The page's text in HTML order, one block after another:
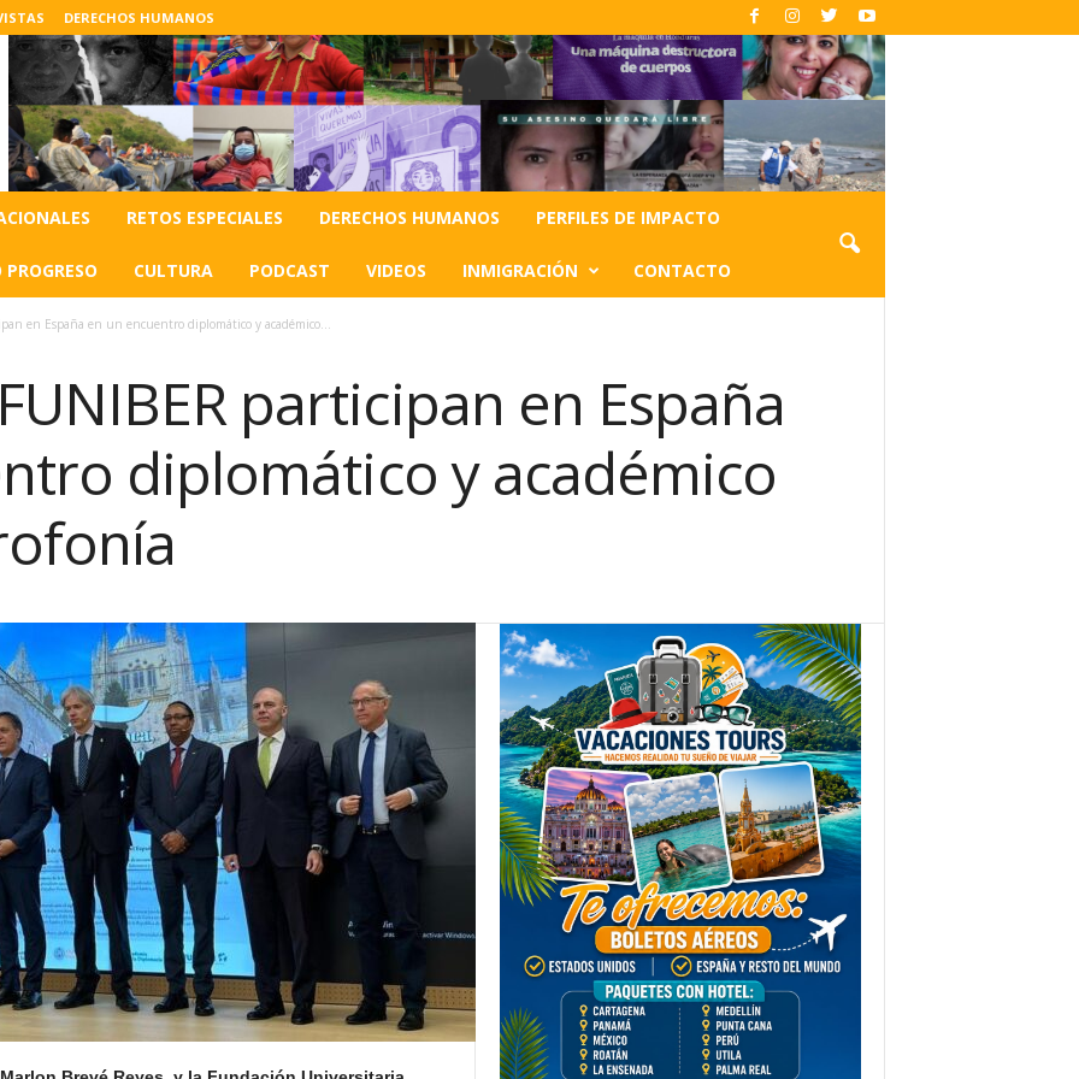
DERECHOS HUMANOS
RETOS ESPECIALES DERECHOS HUMANOS PERFILES DE IMPACTO
PROGRESO CULTURA PODCAST VIDEOS INMIGRACIÓN CONTACTO
en España en un encuentro diplomático y académico...
participan en España
diplomático y académico